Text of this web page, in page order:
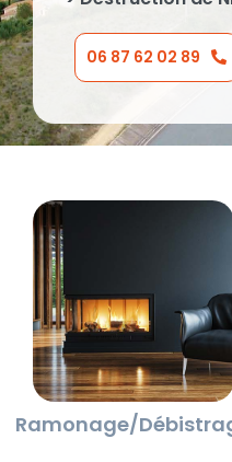
06 87 62 02 89
Ramonage/